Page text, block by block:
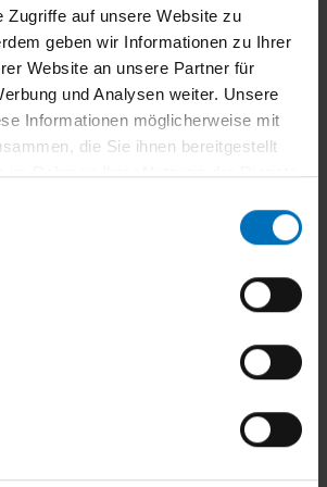
Zugriffe auf unsere Website zu
geben wir Informationen zu Ihrer
Website an unsere Partner für
und Analysen weiter. Unsere
Informationen möglicherweise mit
die Sie ihnen bereitgestellt
im Rahmen Ihrer Nutzung der Dienste
und Nachrüstung
mit minimalem Aufwand
dimmen möglich
mehrere Empfänger
Sie die
Marketing